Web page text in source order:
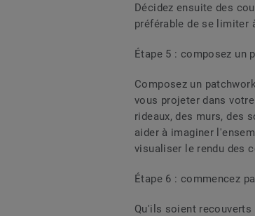
Décidez ensuite des
préférable de se limiter
Étape 5 : composez un
Composez un
vous projeter dans
rideaux, des murs, des
aider à imaginer
visualiser le rendu des
Étape 6 : commencez
Qu'ils soient recouverts